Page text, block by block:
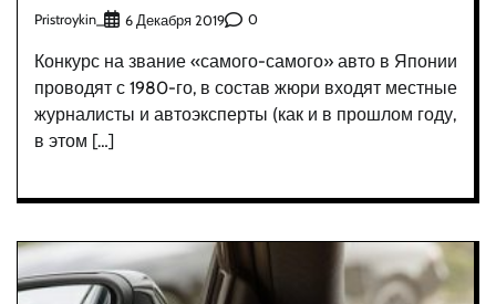
Pristroykin_ 6 Декабря 2019 0
Конкурс на звание «самого-самого» авто в Японии
проводят с 1980-го, в состав жюри входят местные
журналисты и автоэксперты (как и в прошлом году,
в этом […]